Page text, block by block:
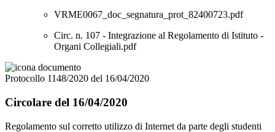
VRME0067_doc_segnatura_prot_82400723.pdf
Circ. n. 107 - Integrazione al Regolamento di Istituto -
Organi Collegiali.pdf
Protocollo 1148/2020 del 16/04/2020
Circolare del 16/04/2020
Regolamento sul corretto utilizzo di Internet da parte degli studenti